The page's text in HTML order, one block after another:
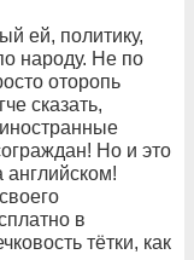
ей, политику,
народу. Не по
оторопь
сказать,
Но и это
английском!
в
тётки, как